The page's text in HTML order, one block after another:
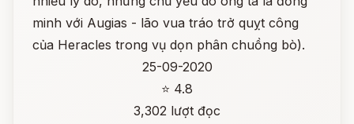
minh với Augias - lão vua tráo trở quỵt công
của Heracles trong vụ dọn phân chuồng bò).
25-09-2020
⭐ 4.8
3,302 lượt đọc